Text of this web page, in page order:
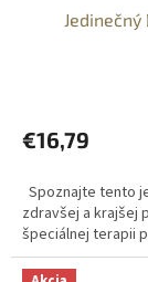
€16,79
Spoznajte tento
zdravšej a krajšej
špeciálnej terapii